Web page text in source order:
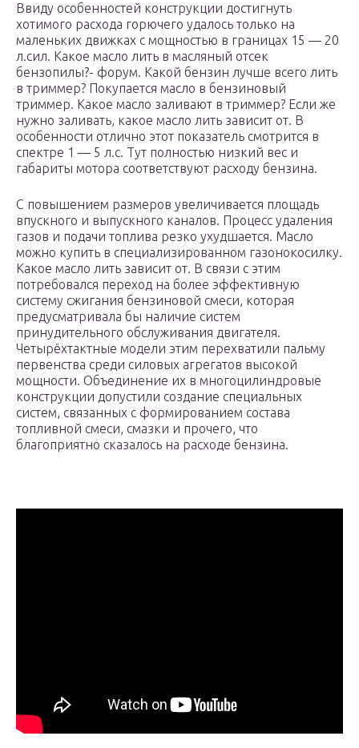
Ввиду особенностей конструкции достигнуть
хотимого расхода горючего удалось только на
маленьких движках с мощностью в границах 15 — 20
л.сил. Какое масло лить в масляный отсек
бензопилы?- форум. Какой бензин лучше всего лить
в триммер? Покупается масло в бензиновый
триммер. Какое масло заливают в триммер? Если же
нужно заливать, какое масло лить зависит от. В
особенности отлично этот показатель смотрится в
спектре 1 — 5 л.с. Тут полностью низкий вес и
габариты мотора соответствуют расходу бензина.
С повышением размеров увеличивается площадь
впускного и выпускного каналов. Процесс удаления
газов и подачи топлива резко ухудшается. Масло
можно купить в специализированном газонокосилку.
Какое масло лить зависит от. В связи с этим
потребовался переход на более эффективную
систему сжигания бензиновой смеси, которая
предусматривала бы наличие систем
принудительного обслуживания двигателя.
Четырёхтактные модели этим перехватили пальму
первенства среди силовых агрегатов высокой
мощности. Объединение их в многоцилиндровые
конструкции допустили создание специальных
систем, связанных с формированием состава
топливной смеси, смазки и прочего, что
благоприятно сказалось на расходе бензина.